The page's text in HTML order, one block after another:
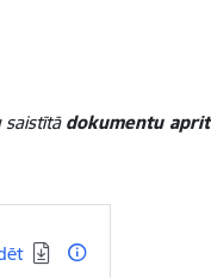
saistītā dokumentu